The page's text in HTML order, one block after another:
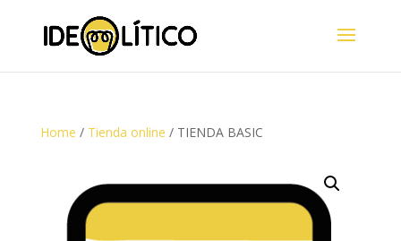
Home / Tienda online / TIENDA BASIC